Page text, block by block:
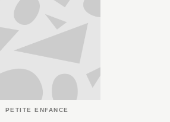
PETITE ENFANCE